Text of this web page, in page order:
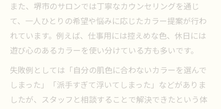
また、堺市のサロンでは丁寧なカウンセリングを通じ
て、一人ひとりの希望や悩みに応じたカラー提案が行わ
れています。例えば、仕事用には控えめな色、休日には
遊び心のあるカラーを使い分けている方も多いです。
失敗例としては「自分の肌色に合わないカラーを選んで
しまった」「派手すぎて浮いてしまった」などがありま
したが、スタッフと相談することで解決できたという体